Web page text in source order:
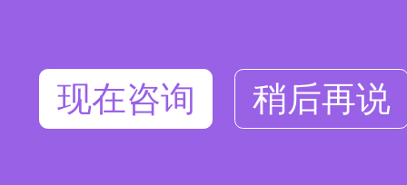
现在咨询 稍后再说